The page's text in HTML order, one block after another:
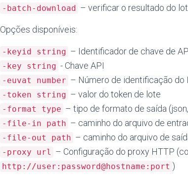
-batch-download – verificar o resultado do
Opções disponíveis:
-keyid string – Identificador de chave de
-key string - Chave API
-euvat number – Número de identificação do
-token string – valor do token de lote
-format type – tipo de formato de saída
-file-in path – caminho do arquivo de
-file-out path – caminho do arquivo de
-proxy url – Configuração do proxy HTTP
http://user:password@hostname:port )